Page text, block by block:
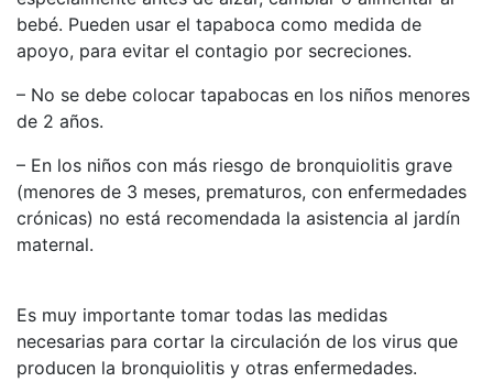
bebé. Pueden usar el tapaboca como medida de
apoyo, para evitar el contagio por secreciones.
– No se debe colocar tapabocas en los niños menores
de 2 años.
– En los niños con más riesgo de bronquiolitis grave
(menores de 3 meses, prematuros, con enfermedades
crónicas) no está recomendada la asistencia al jardín
maternal.
Es muy importante tomar todas las medidas
necesarias para cortar la circulación de los virus que
producen la bronquiolitis y otras enfermedades.